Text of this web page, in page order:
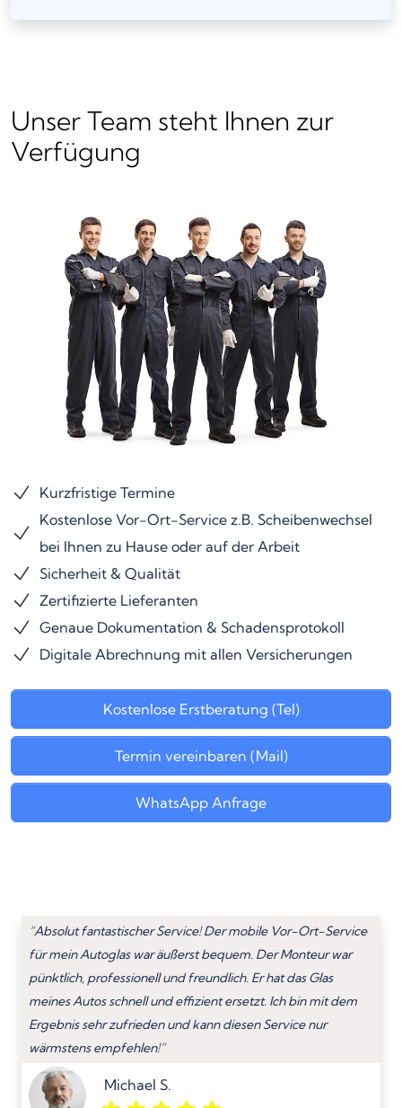
Unser Team steht Ihnen zur
Verfügung
Kurzfristige Termine
Kostenlose Vor-Ort-Service z.B. Scheibenwechsel
bei Ihnen zu Hause oder auf der Arbeit
Sicherheit & Qualität
Zertifizierte Lieferanten
Genaue Dokumentation & Schadensprotokoll
Digitale Abrechnung mit allen Versicherungen
Kostenlose Erstberatung (Tel)
Termin vereinbaren (Mail)
WhatsApp Anfrage
“Absolut fantastischer Service! Der mobile Vor-Ort-Service
für mein Autoglas war äußerst bequem. Der Monteur war
pünktlich, professionell und freundlich. Er hat das Glas
meines Autos schnell und effizient ersetzt. Ich bin mit dem
Ergebnis sehr zufrieden und kann diesen Service nur
wärmstens empfehlen!”
Michael S.